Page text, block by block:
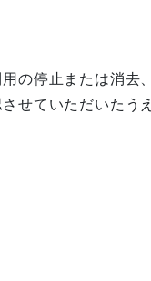
の停止または消去
せていただいたう